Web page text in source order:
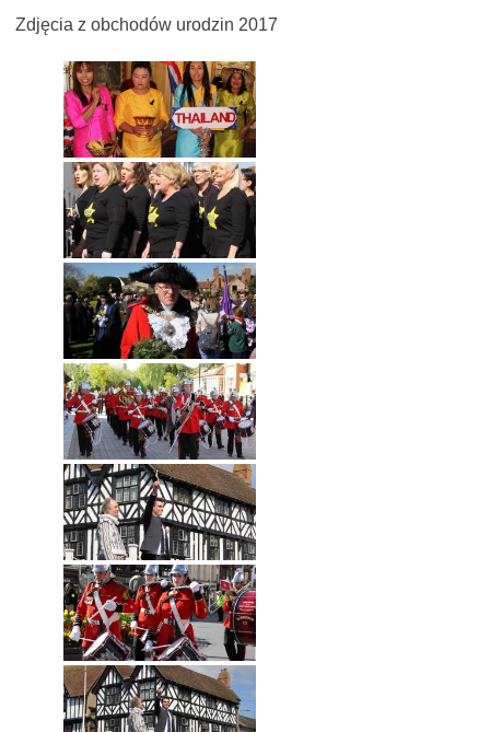
Zdjęcia z obchodów urodzin 2017